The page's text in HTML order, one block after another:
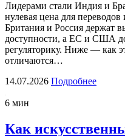
Лидерами стали Индия и
нулевая цена для
Британия и Россия держат
доступности, а ЕС и США
регуляторику. Ниже — как
отличаются…
14.07.2026 Подробнее
6 мин
Как